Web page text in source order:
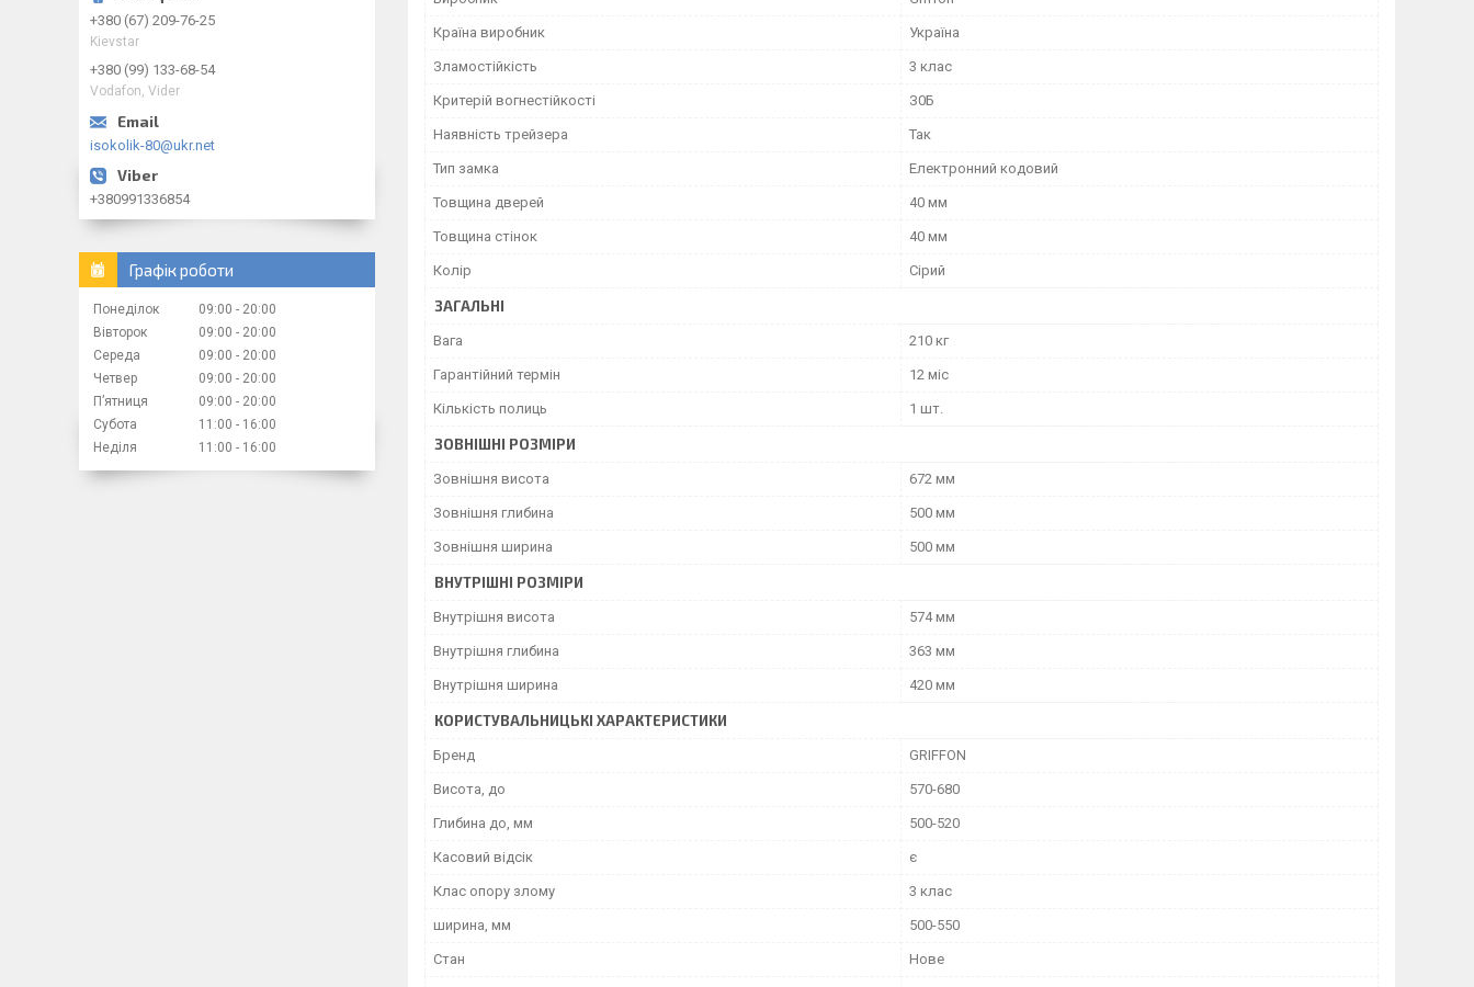
Країна виробник Україна
Зламостійкість 3 клас
Критерій вогнестійкості З0Б
Наявність трейзера Так
Тип замка Електронний кодовий
Товщина дверей 40 мм
Товщина стінок 40 мм
Колір Сірий
ЗАГАЛЬНІ
Вага 210 кг
Гарантійний термін 12 міс
Кількість полиць 1 шт.
ЗОВНІШНІ РОЗМІРИ
Зовнішня висота 672 мм
Зовнішня глибина 500 мм
Зовнішня ширина 500 мм
ВНУТРІШНІ РОЗМІРИ
Внутрішня висота 574 мм
Внутрішня глибина 363 мм
Внутрішня ширина 420 мм
КОРИСТУВАЛЬНИЦЬКІ ХАРАКТЕРИСТИКИ
Бренд GRIFFON
Висота, до 570-680
Глибина до, мм 500-520
Касовий відсік є
Клас опору злому 3 клас
ширина, мм 500-550
Стан Нове
+380 (67) 209-76-25
Kievstar
+380 (99) 133-68-54
Vodafon, Vider
isokolik-80@ukr.net
+380991336854
Графік роботи
Понеділок 09:00
20:00
Вівторок
09:00
20:00
Середа
09:00
20:00
Четвер
09:00
20:00
Пʼятниця
09:00
20:00
Субота
11:00
16:00
Неділя
11:00 16:00